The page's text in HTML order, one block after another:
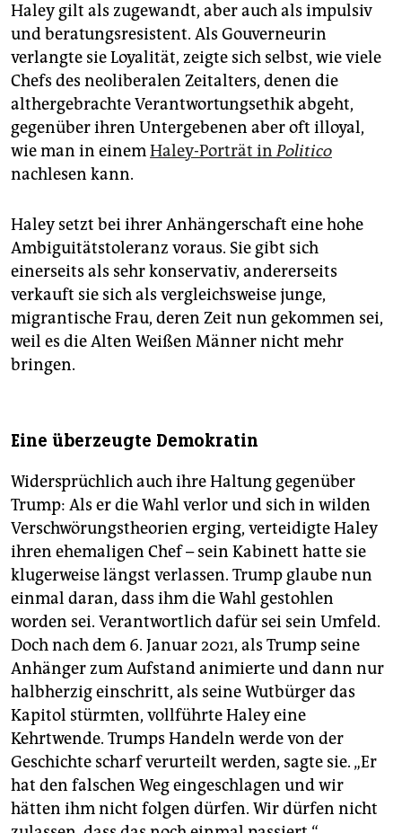
Haley gilt als zugewandt, aber auch als impulsiv
und beratungsresistent. Als Gouverneurin
verlangte sie Loyalität, zeigte sich selbst, wie viele
Chefs des neoliberalen Zeitalters, denen die
althergebrachte Verantwortungsethik abgeht,
gegenüber ihren Untergebenen aber oft illoyal,
wie man in einemHaley-Porträt inPolitico
nachlesen kann.
Haley setzt bei ihrer Anhängerschaft eine hohe
Ambiguitätstoleranz voraus. Sie gibt sich
einerseits als sehr konservativ, andererseits
verkauft sie sich als vergleichsweise junge,
migrantische Frau, deren Zeit nun gekommen sei,
weil es die Alten Weißen Männer nicht mehr
bringen.
Eine überzeugte Demokratin
Widersprüchlich auch ihre Haltung gegenüber
Trump: Als er die Wahl verlor und sich in wilden
Verschwörungstheorien erging, verteidigte Haley
ihren ehemaligen Chef – sein Kabinett hatte sie
klugerweise längst verlassen. Trump glaube nun
einmal daran, dass ihm die Wahl gestohlen
worden sei. Verantwortlich dafür sei sein Umfeld.
Doch nach dem 6. Januar 2021, als Trump seine
Anhänger zum Aufstand animierte und dann nur
halbherzig einschritt, als seine Wutbürger das
Kapitol stürmten, vollführte Haley eine
Kehrtwende. Trumps Handeln werde von der
Geschichte scharf verurteilt werden, sagte sie. „Er
hat den falschen Weg eingeschlagen und wir
hätten ihm nicht folgen dürfen. Wir dürfen nicht